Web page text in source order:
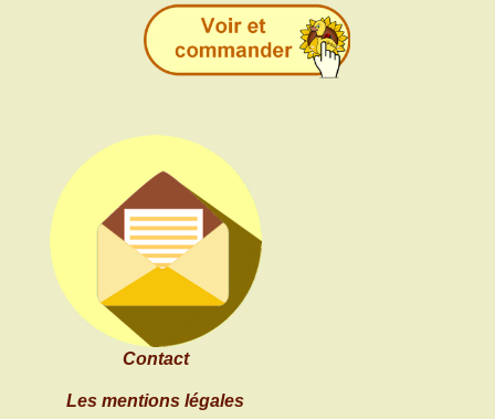
Contact
Les mentions légales